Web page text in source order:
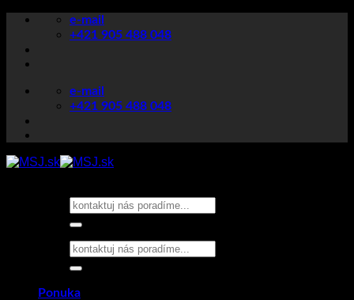
Skip
content
e-mail
+421 905 488 048
e-mail
+421 905 488 048
Hľadať:
Hľadať:
Ponuka